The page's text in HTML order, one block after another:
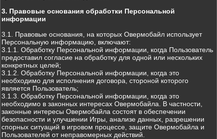
3. Правовые основания обработки Персональной
информации
3.1. Правовые основания, на которых Овермобайл использует
Персональную информацию, включают:
3.1.1. Обработку Персональной информации, когда Пользователь
предоставил согласие на обработку для одной или нескольких
конкретных целей;
3.1.2. Обработку Персональной информации, когда это
необходимо для исполнения договора, стороной которого
является Пользователь;
3.1.3. Обработку Персональной информации, когда это
необходимо в законных интересах Овермобайла. В частности,
законные интересы Овермобайла состоят в обеспечении
безопасности и улучшении Игры, анализе данных, разрешении
спорных ситуаций в игровом процессе, защите Овермобайла и
Пользователей от неправомерных действий.